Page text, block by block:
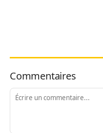
Commentaires